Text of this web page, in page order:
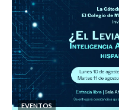
EVENTOS